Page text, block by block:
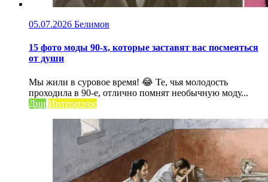
05.07.2026 Белимов
15 фото моды 90-х, которые заставят вас посмеяться
от души
Мы жили в суровое время! 😂 Те, чья молодость
проходила в 90-е, отлично помнят необычную моду...
Дни Интересное